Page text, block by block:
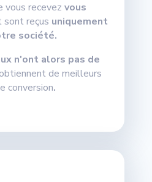
vous recevezvous
sont reçus uniquement
société.
n'ont alors pas de
de meilleurs
conversion.